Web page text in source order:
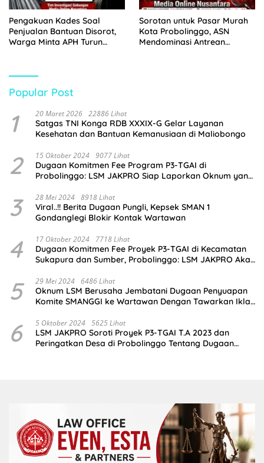
Pengakuan Kades Soal
Penjualan Bantuan Disorot,
Warga Minta APH Turun
Sorotan untuk Pasar Murah
Kota Probolinggo, ASN
Mendominasi Antrean
Popular Post
1 20 Maret 2026 22886 Lihat
Satgas TNI Konga RDB XXXIX-G Gelar Layanan
Kesehatan dan Bantuan Kemanusiaan di Maliobongo
2 15 Oktober 2024 9077 Lihat
Dugaan Komitmen Fee Program P3-TGAI di
Probolinggo: LSM JAKPRO Siap Laporkan Oknum yang
3 28 Mei 2024 8918 Lihat
Viral..!! Berita Dugaan Pungli, Kepsek SMAN 1
Gondanglegi Blokir Kontak Wartawan
4 17 Oktober 2024 7718 Lihat
Dugaan Komitmen Fee Proyek P3-TGAI di Kecamatan
Sukapura dan Sumber, Probolinggo: LSM JAKPRO Akan
5 29 Mei 2024 6486 Lihat
Oknum LSM Berusaha Jembatani Dugaan Penyuapan
Komite SMANGGI ke Wartawan Dengan Tawarkan Iklan
6 5 Oktober 2024 5625 Lihat
LSM JAKPRO Soroti Proyek P3-TGAI T.A 2023 dan
Peringatkan Desa di Probolinggo Tentang Dugaan